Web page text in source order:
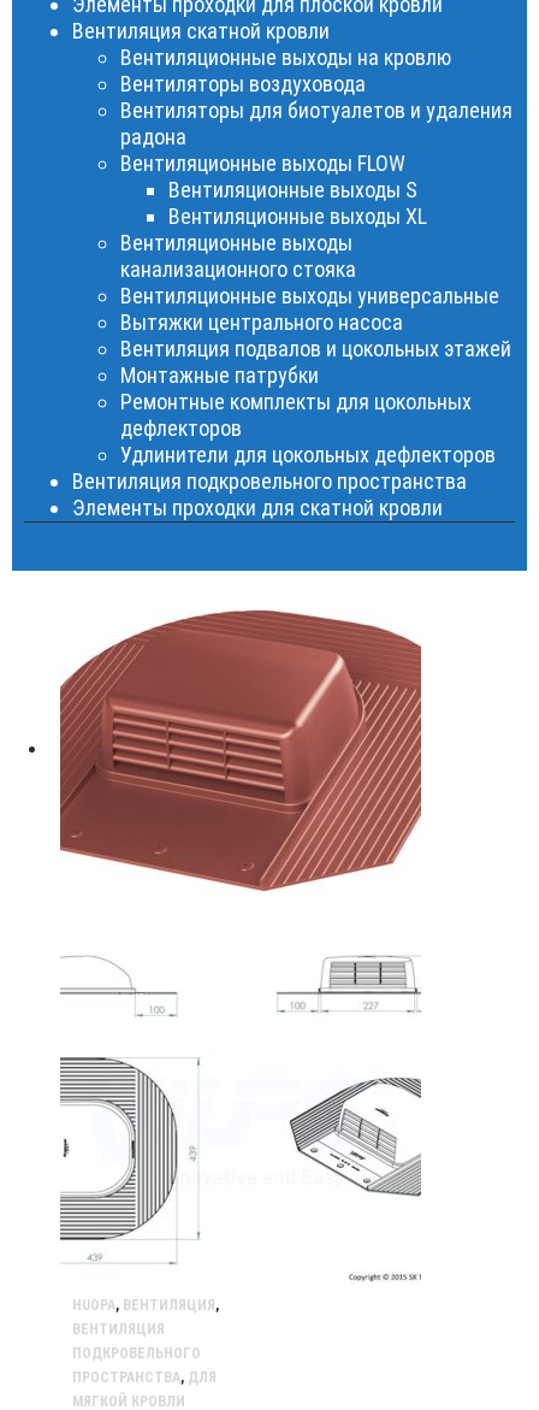
Вентиляция скатной кровли
Вентиляционные выходы на кровлю
Вентиляторы воздуховода
Вентиляторы для биотуалетов и удаления
радона
Вентиляционные выходы FLOW
Вентиляционные выходы S
Вентиляционные выходы XL
Вентиляционные выходы
канализационного стояка
Вентиляционные выходы универсальные
Вытяжки центрального насоса
Вентиляция подвалов и цокольных этажей
Монтажные патрубки
Ремонтные комплекты для цокольных
дефлекторов
Удлинители для цокольных дефлекторов
Вентиляция подкровельного пространства
Элементы проходки для скатной кровли
HUOPA, ВЕНТИЛЯЦИЯ ,
ВЕНТИЛЯЦИЯ
ПОДКРОВЕЛЬНОГО
ПРОСТРАНСТВА, ДЛЯ
МЯГКОЙ КРОВЛИ